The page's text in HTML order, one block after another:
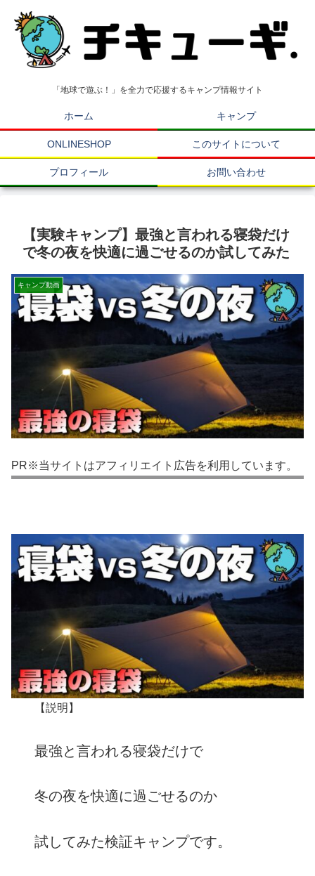
「地球で遊ぶ！」を全力で応援するキャンプ情報サイト
ホーム キャンプ
ONLINESHOP このサイトについて
プロフィール お問い合わせ
【実験キャンプ】最強と言われる寝袋だけ
で冬の夜を快適に過ごせるのか試してみた
キャンプ動画
PR※当サイトはアフィリエイト広告を利用しています。
【説明】
最強と言われる寝袋だけで
冬の夜を快適に過ごせるのか
試してみた検証キャンプです。